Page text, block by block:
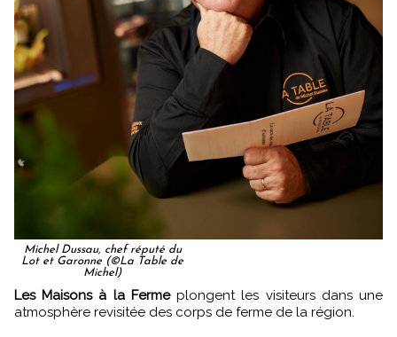
Michel Dussau, chef réputé du
Lot et Garonne (©La Table de
Michel)
Les Maisons à la Fermeplongent les visiteurs dans une
atmosphère revisitée des corps de ferme de la région.